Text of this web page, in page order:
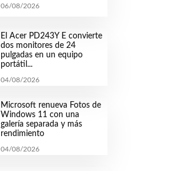
06/08/2026
El Acer PD243Y E convierte
dos monitores de 24
pulgadas en un equipo
portátil...
04/08/2026
Microsoft renueva Fotos de
Windows 11 con una
galería separada y más
rendimiento
04/08/2026